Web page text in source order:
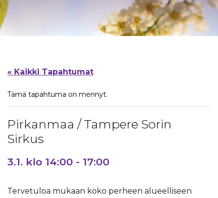
« Kaikki Tapahtumat
Tämä tapahtuma on mennyt.
Pirkanmaa / Tampere Sorin
Sirkus
3.1. klo 14:00 - 17:00
Tervetuloa mukaan koko perheen alueelliseen